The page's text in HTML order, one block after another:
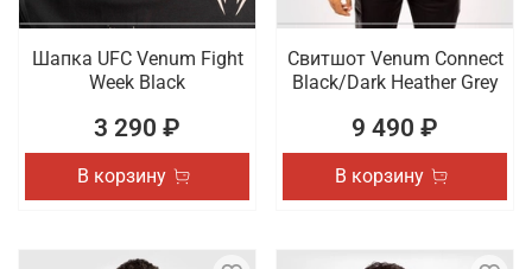
Шапка UFC Venum Fight
Week Black
3 290 ₽
В корзину
Свитшот Venum Connect
Black/Dark Heather Grey
9 490 ₽
В корзину